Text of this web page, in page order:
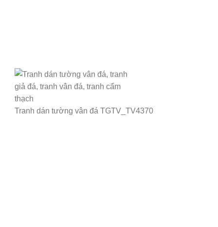
Tranh dán tường vân đá TGTV_TV4370